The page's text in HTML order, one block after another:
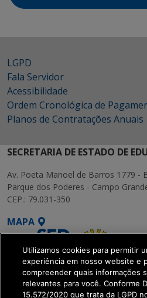
LGPD
Fala Servidor
Acessibilidade
Ordem Cronológica de
Planos de Contratações Anuais
SECRETARIA DE ESTADO DE
Av. Poeta Manoel de Barros 1779 -
Parque dos Poderes - Campo
CEP.: 79.031-350
MAPA
Utilizamos cookies para permitir
experiência em nosso website e
compreender quais informações
relevantes para você. Conforme
15.572/2020 que trata da LGPD